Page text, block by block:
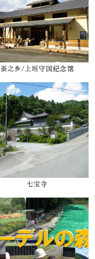
蚕之乡/上垣守国纪念馆
七宝寺